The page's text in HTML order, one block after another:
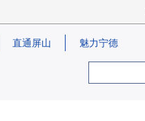
直通屏山 魅力宁德